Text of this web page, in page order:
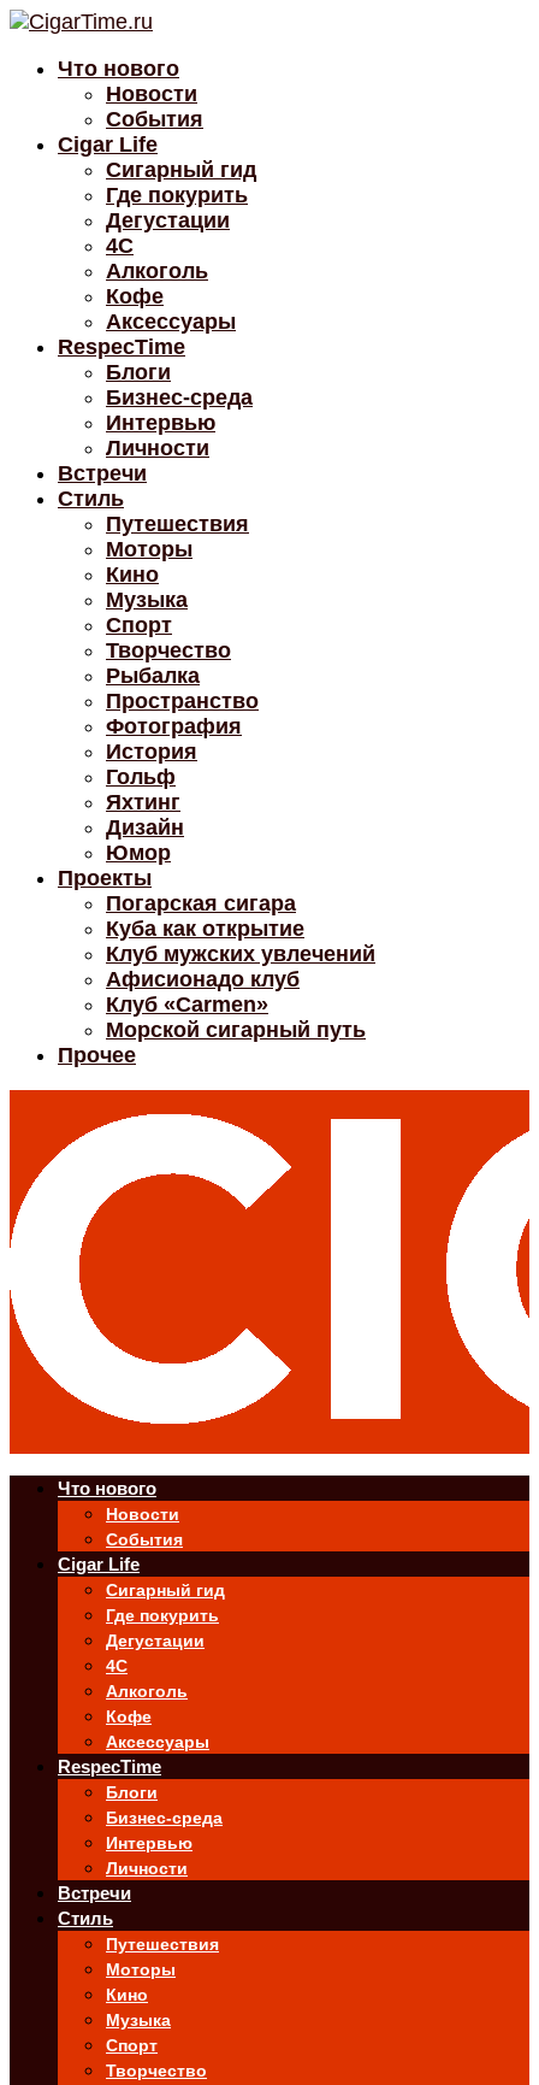
Что нового
Новости
События
Cigar Life
Сигарный гид
Где покурить
Дегустации
4C
Алкоголь
Кофе
Аксессуары
RespecTime
Блоги
Бизнес-среда
Интервью
Личности
Встречи
Стиль
Путешествия
Моторы
Кино
Музыка
Спорт
Творчество
Рыбалка
Пространство
Фотография
История
Гольф
Яхтинг
Дизайн
Юмор
Проекты
Погарская сигара
Куба как открытие
Клуб мужских увлечений
Афисионадо клуб
Клуб «Carmen»
Морской сигарный путь
Прочее
Что нового
Новости
События
Cigar Life
Сигарный гид
Где покурить
Дегустации
4C
Алкоголь
Кофе
Аксессуары
RespecTime
Блоги
Бизнес-среда
Интервью
Личности
Встречи
Стиль
Путешествия
Моторы
Кино
Музыка
Спорт
Творчество